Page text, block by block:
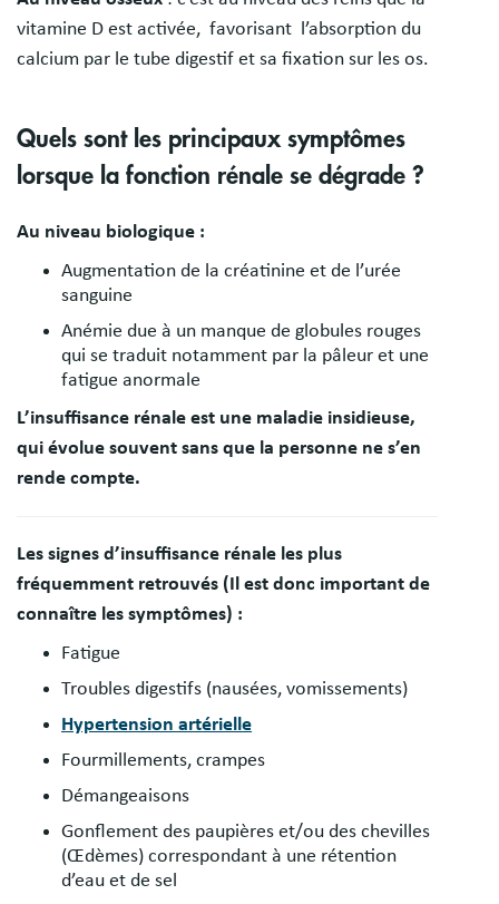
vitamine D est activée, favorisant l’absorption du
calcium par le tube digestif et sa fixation sur les os.
Quels sont les principaux symptômes
lorsque la fonction rénale se dégrade ?
Au niveau biologique :
Augmentation de la créatinine et de l’urée
sanguine
Anémie due à un manque de globules rouges
qui se traduit notamment par la pâleur et une
fatigue anormale
L’insuffisance rénale est une maladie insidieuse,
qui évolue souvent sans que la personne ne s’en
rende compte.
Les signes d’insuffisance rénale les plus
fréquemment retrouvés (Il est donc important de
connaître les symptômes) :
Fatigue
Troubles digestifs (nausées, vomissements)
Hypertension artérielle
Fourmillements, crampes
Démangeaisons
Gonflement des paupières et/ou des chevilles
(Œdèmes) correspondant à une rétention
d’eau et de sel